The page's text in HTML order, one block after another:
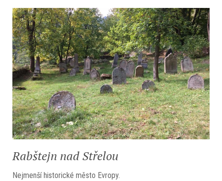
Rabštejn nad Střelou
Nejmenší historické město Evropy.